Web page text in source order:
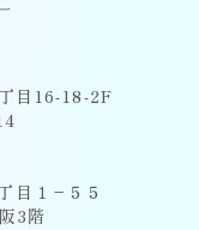
目16-18-2F
目１−５５
3階